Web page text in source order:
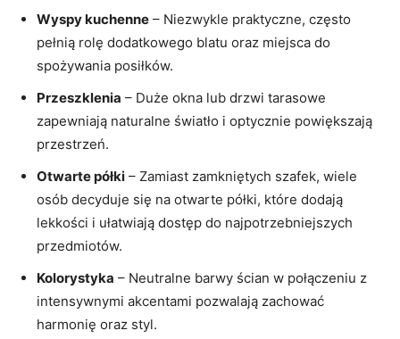
Wyspy kuchenne – Niezwykle praktyczne, często
pełnią rolę dodatkowego blatu oraz miejsca do
spożywania posiłków.
Przeszklenia – Duże okna lub drzwi tarasowe
zapewniają naturalne światło i optycznie powiększają
przestrzeń.
Otwarte półki – Zamiast zamkniętych szafek, wiele
osób decyduje się na otwarte półki, które dodają
lekkości i ułatwiają dostęp do najpotrzebniejszych
przedmiotów.
Kolorystyka – Neutralne barwy ścian w połączeniu z
intensywnymi akcentami pozwalają zachować
harmonię oraz styl.